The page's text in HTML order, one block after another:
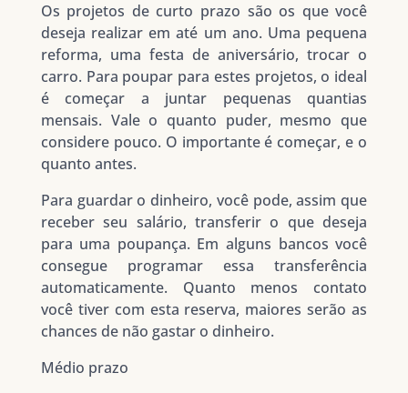
Os projetos de curto prazo são os que você
deseja realizar em até um ano. Uma pequena
reforma, uma festa de aniversário, trocar o
carro. Para poupar para estes projetos, o ideal
é começar a juntar pequenas quantias
mensais. Vale o quanto puder, mesmo que
considere pouco. O importante é começar, e o
quanto antes.
Para guardar o dinheiro, você pode, assim que
receber seu salário, transferir o que deseja
para uma poupança. Em alguns bancos você
consegue programar essa transferência
automaticamente. Quanto menos contato
você tiver com esta reserva, maiores serão as
chances de não gastar o dinheiro.
Médio prazo